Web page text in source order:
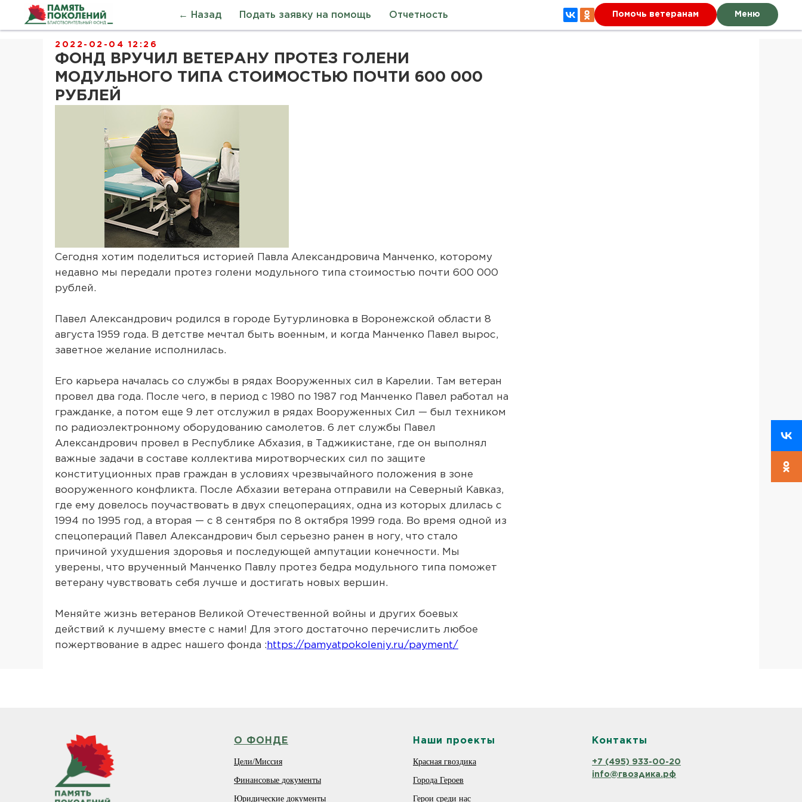
← Назад Подать заявку на помощь Отчетность Помочь ветеранам Меню
2022-02-04 12:26
ФОНД ВРУЧИЛ ВЕТЕРАНУ ПРОТЕЗ ГОЛЕНИ
МОДУЛЬНОГО ТИПА СТОИМОСТЬЮ ПОЧТИ 600 000
РУБЛЕЙ
Сегодня хотим поделиться историей Павла Александровича Манченко, которому
недавно мы передали протез голени модульного типа стоимостью почти 600 000
рублей.
Павел Александрович родился в городе Бутурлиновка в Воронежской области 8
августа 1959 года. В детстве мечтал быть военным, и когда Манченко Павел вырос,
заветное желание исполнилась.
Его карьера началась со службы в рядах Вооруженных сил в Карелии. Там ветеран
провел два года. После чего, в период с 1980 по 1987 год Манченко Павел работал на
гражданке, а потом еще 9 лет отслужил в рядах Вооруженных Сил — был техником
по радиоэлектронному оборудованию самолетов. 6 лет службы Павел
Александрович провел в Республике Абхазия, в Таджикистане, где он выполнял
важные задачи в составе коллектива миротворческих сил по защите
конституционных прав граждан в условиях чрезвычайного положения в зоне
вооруженного конфликта. После Абхазии ветерана отправили на Северный Кавказ,
где ему довелось поучаствовать в двух спецоперациях, одна из которых длилась с
1994 по 1995 год, а вторая — с 8 сентября по 8 октября 1999 года. Во время одной из
спецопераций Павел Александрович был серьезно ранен в ногу, что стало
причиной ухудшения здоровья и последующей ампутации конечности. Мы
уверены, что врученный Манченко Павлу протез бедра модульного типа поможет
ветерану чувствовать себя лучше и достигать новых вершин.
Меняйте жизнь ветеранов Великой Отечественной войны и других боевых
действий к лучшему вместе с нами! Для этого достаточно перечислить любое
пожертвование в адрес нашего фонда : https://pamyatpokoleniy.ru/payment/
О ФОНДЕ
Цели/Миссия
Финансовые документы
Юридические документы
Наши проекты
Красная гвоздика
Города Героев
Герои среди нас
Контакты
+7 (495) 933-00-20
info@гвоздика.рф